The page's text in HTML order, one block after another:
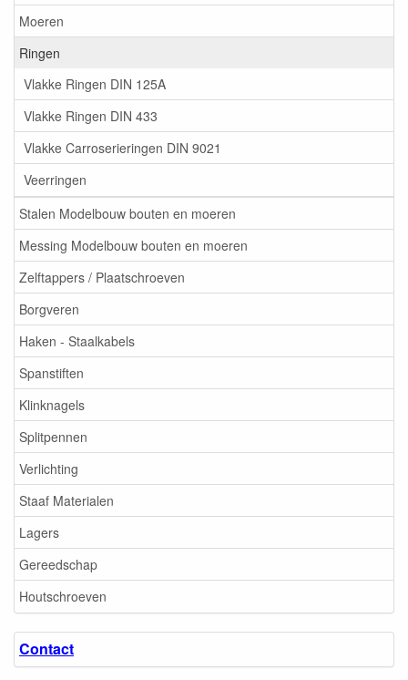
Moeren
Ringen
Vlakke Ringen DIN 125A
Vlakke Ringen DIN 433
Vlakke Carroserieringen DIN 9021
Veerringen
Stalen Modelbouw bouten en moeren
Messing Modelbouw bouten en moeren
Zelftappers / Plaatschroeven
Borgveren
Haken - Staalkabels
Spanstiften
Klinknagels
Splitpennen
Verlichting
Staaf Materialen
Lagers
Gereedschap
Houtschroeven
Contact